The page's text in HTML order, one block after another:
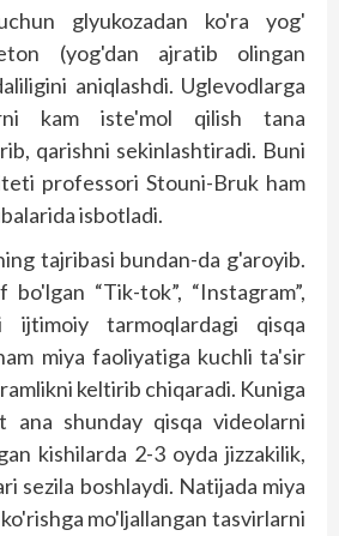
glyukozadan ko'ra yog'
(yog'dan ajratib olingan
aniqlashdi. Uglevodlarga
kam iste'mol qilish tana
qarishni sekinlashtiradi. Buni
professori Stouni-Bruk ham
isbotladi.
tajribasi bundan-da g'aroyib.
“Tik-tok”, “Instagram”,
ijtimoiy tarmoqlardagi qisqa
miya faoliyatiga kuchli ta'sir
keltirib chiqaradi. Kuniga
ana shunday qisqa videolarni
kishilarda 2-3 oyda jizzakilik,
sezila boshlaydi. Natijada miya
mo'ljallangan tasvirlarni